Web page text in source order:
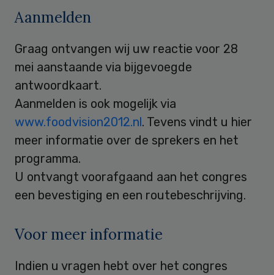
Aanmelden
Graag ontvangen wij uw reactie voor 28
mei aanstaande via bijgevoegde
antwoordkaart.
Aanmelden is ook mogelijk via
www.foodvision2012.nl . Tevens vindt u hier
meer informatie over de sprekers en het
programma.
U ontvangt voorafgaand aan het congres
een bevestiging en een routebeschrijving.
Voor meer informatie
Indien u vragen hebt over het congres